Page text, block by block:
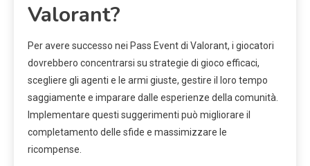
Valorant?
Per avere successo nei Pass Event di Valorant, i giocatori
dovrebbero concentrarsi su strategie di gioco efficaci,
scegliere gli agenti e le armi giuste, gestire il loro tempo
saggiamente e imparare dalle esperienze della comunità.
Implementare questi suggerimenti può migliorare il
completamento delle sfide e massimizzare le
ricompense.